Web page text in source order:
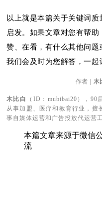
以上就是本篇关于关键词
启发。如果文章对您有帮
赞、在看，有什么其他问题
我们会及时为您解答，一起
作者｜ 木
木比白
（ID：mubibai20），
从事加盟、医疗和教育行业，擅
事自媒体运营和广告投放代运营工
本篇文章来源于微信
流